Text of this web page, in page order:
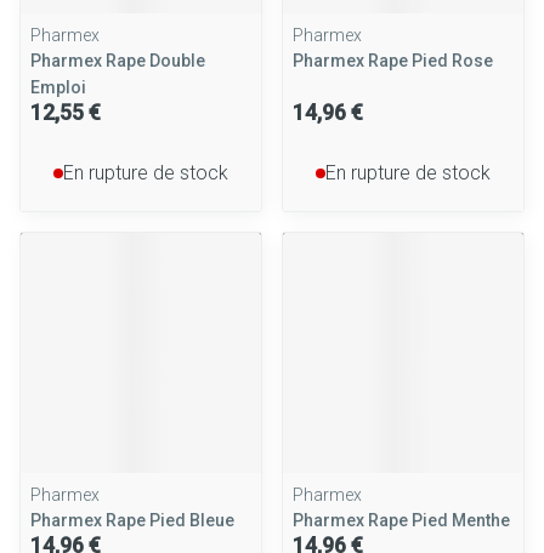
Pharmex
Pharmex Rape Double
Emploi
12,55 €
En rupture de stock
Pharmex
Pharmex Rape Pied Rose
14,96 €
En rupture de stock
Pharmex
Pharmex Rape Pied Bleue
14,96 €
Pharmex
Pharmex Rape Pied Menthe
14,96 €